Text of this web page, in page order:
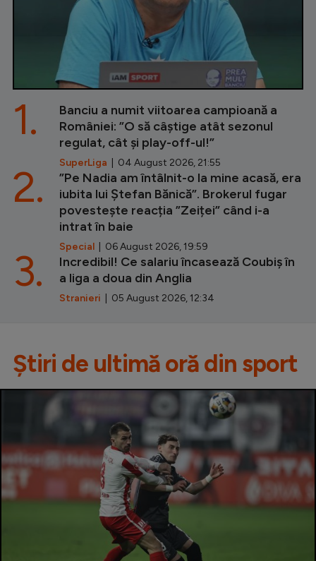
Banciu a numit viitoarea campioană a
României: ”O să câștige atât sezonul
regulat, cât și play-off-ul!”
SuperLiga | 04 August 2026, 21:55
1.
”Pe Nadia am întâlnit-o la mine acasă, era
iubita lui Ștefan Bănică”. Brokerul fugar
povestește reacția ”Zeiței” când i-a
intrat în baie
Special | 06 August 2026, 19:59
2.
Incredibil! Ce salariu încasează Coubiș în
a liga a doua din Anglia
Stranieri | 05 August 2026, 12:34
3.
Știri de ultimă oră din sport